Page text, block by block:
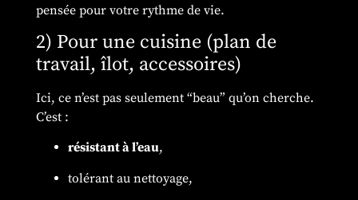
pensée pour votre rythme de vie.
2) Pour une cuisine (plan de
travail, îlot, accessoires)
Ici, ce n’est pas seulement “beau” qu’on cherche.
C’est :
résistant à l’eau,
tolérant au nettoyage,